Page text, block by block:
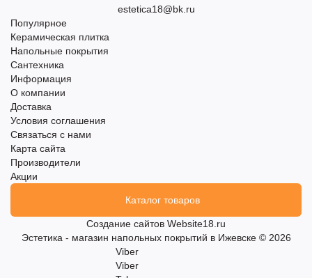
estetica18@bk.ru
Популярное
Керамическая плитка
Напольные покрытия
Сантехника
Информация
О компании
Доставка
Условия соглашения
Связаться с нами
Карта сайта
Производители
Акции
Каталог товаров
Создание сайтов Website18.ru
Эстетика - магазин напольных покрытий в Ижевске © 2026
Viber
Viber